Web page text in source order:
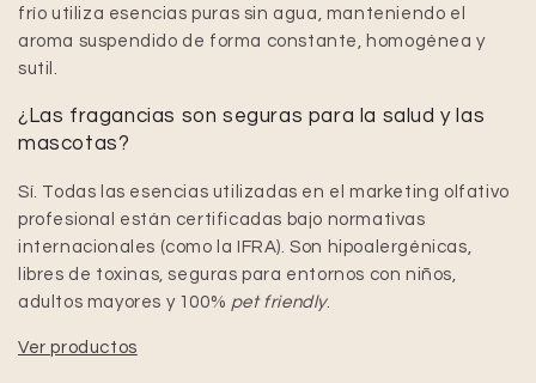
frío utiliza esencias puras sin agua, manteniendo el
aroma suspendido de forma constante, homogénea y
sutil.
¿Las fragancias son seguras para la salud y las
mascotas?
Sí. Todas las esencias utilizadas en el marketing olfativo
profesional están certificadas bajo normativas
internacionales (como la IFRA). Son hipoalergénicas,
libres de toxinas, seguras para entornos con niños,
adultos mayores y 100% pet friendly.
Ver productos